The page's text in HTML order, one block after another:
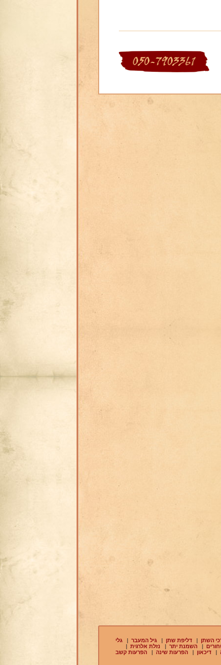
השתן | דליפת שתן | גיל המעבר | גלי
| השמנת יתר | נזלת אלרגית |
|דיכאון |הפרעות שינה |הפרעות קשב